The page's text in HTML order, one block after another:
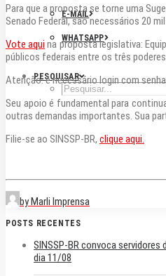
E-MAIL
WHATSAPP
PESQUISAR
Para que a proposta se torne uma
Senado Federal, são necessários 20
Vote aqui na proposta legislativa:
públicos federais entre os três
Atenção: é necessário login com
Seu apoio é fundamental para
outras demandas importantes. Sua
Filie-se ao SINSSP-BR, clique aqui.
by Marli Imprensa
POSTS RECENTES
SINSSP-BR convoca servidores
dia 11/08